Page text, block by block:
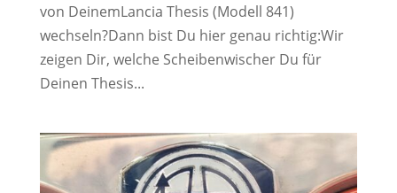
von DeinemLancia Thesis (Modell 841)
wechseln?Dann bist Du hier genau richtig:Wir
zeigen Dir, welche Scheibenwischer Du für
Deinen Thesis...